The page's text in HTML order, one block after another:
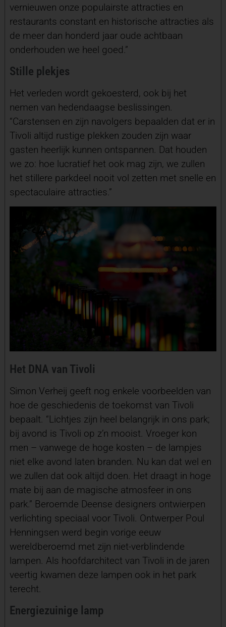
vernieuwen onze populairste attracties en
restaurants constant en historische attracties als
de meer dan honderd jaar oude achtbaan
onderhouden we heel goed.”
Stille plekjes
Het verleden wordt gekoesterd, ook bij het
nemen van hedendaagse beslissingen.
“Carstensen en zijn navolgers bepaalden dat er in
Tivoli altijd rustige plekken zouden zijn waar
gasten heerlijk kunnen ontspannen. Dat houden
we zo: hoe lucratief het ook mag zijn, we zullen
het stillere parkdeel nooit vol zetten met snelle en
spectaculaire attracties.”
Het DNA van Tivoli
Simon Verheij geeft nog enkele voorbeelden van
hoe de geschiedenis de toekomst van Tivoli
bepaalt. “Lichtjes zijn heel belangrijk in ons park;
bij avond is Tivoli op z’n mooist. Vroeger kon
men – vanwege de hoge kosten – de lampjes
niet elke avond laten branden. Nu kan dat wel en
we zullen dat ook altijd doen. Het draagt in hoge
mate bij aan de magische atmosfeer in ons
park.” Beroemde Deense designers ontwierpen
verlichting speciaal voor Tivoli. Ontwerper Poul
Henningsen werd begin vorige eeuw
wereldberoemd met zijn niet-verblindende
lampen. Als hoofdarchitect van Tivoli in de jaren
veertig kwamen deze lampen ook in het park
terecht.
Energiezuinige lamp